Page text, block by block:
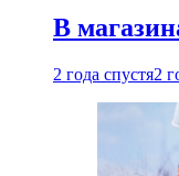
В
2 года спустя2